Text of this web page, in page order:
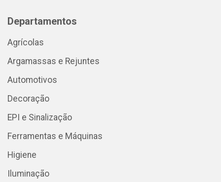
Departamentos
Agrícolas
Argamassas e Rejuntes
Automotivos
Decoração
EPI e Sinalização
Ferramentas e Máquinas
Higiene
Iluminação